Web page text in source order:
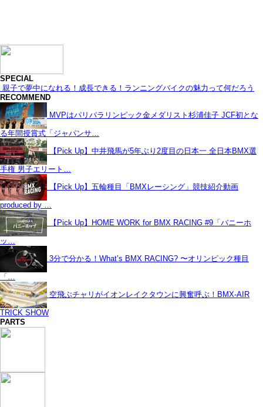
SPECIAL
親子で夢中になれる！成長できる！ランニングバイクの魅力って何だろう
RECOMMEND
MVPはパリパラリンピック金メダリスト杉浦佳子 JCF初とな
る年間授賞式「ジャパンサ…
【Pick Up】中井飛馬が5年ぶり2度目の日本一 全日本BMX選
手権 男子エリート…
【Pick Up】五輪種目「BMXレーシング」競技紹介動画
produced by …
【Pick Up】HOME WORK for BMX RACING #9「バニーホ
ッ…
3分で分かる！What’s BMX RACING? 〜オリンピック種目
「…
空飛ぶチャリがイオンレイクタウンに興奮呼ぶ！BMX-AIR
TRICK SHOW
PARTS